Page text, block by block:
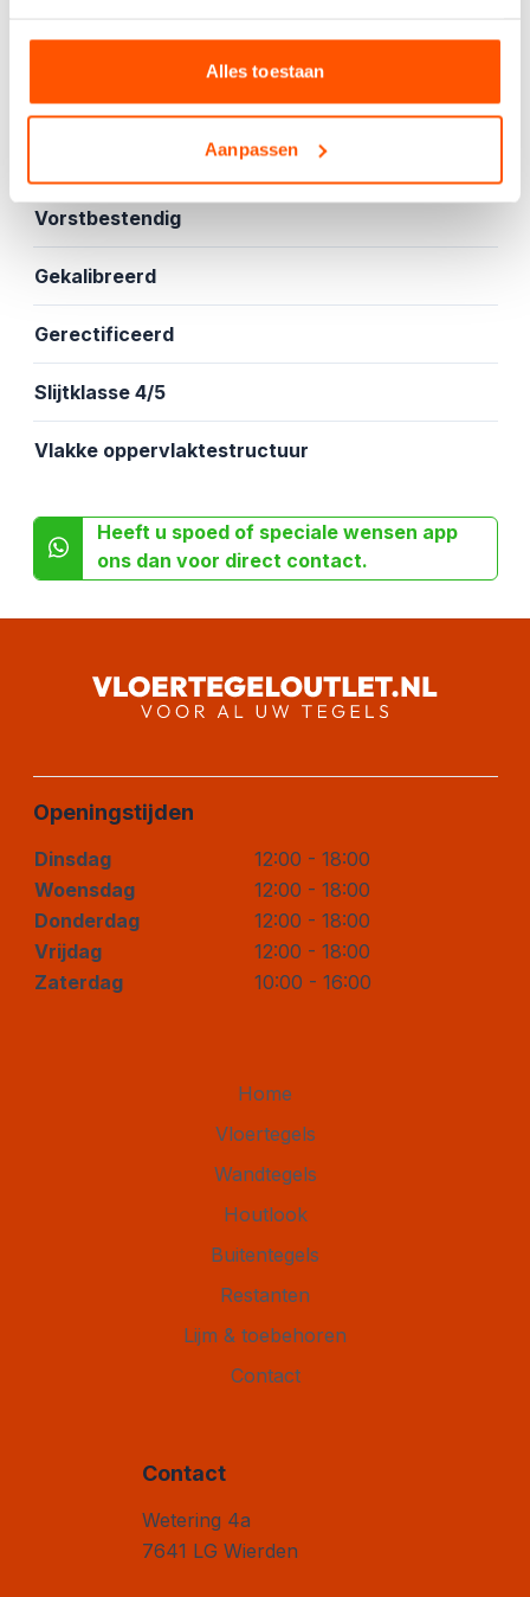
Alles toestaan
Aanpassen
Specificaties
Glans
Vloer- en wandtegel
Vorstbestendig
Gekalibreerd
Gerectificeerd
Slijtklasse 4/5
Vlakke oppervlaktestructuur
Heeft u spoed of speciale wensen app
ons dan voor direct contact.
Openingstijden
Dinsdag
12:00 - 18:00
Woensdag
12:00 - 18:00
Donderdag
12:00 - 18:00
Vrijdag
12:00 - 18:00
Zaterdag
10:00 - 16:00
Home
Vloertegels
Wandtegels
Houtlook
Buitentegels
Restanten
Lijm & toebehoren
Contact
Contact
Vloertegel Outlet
Wetering 4a
7641 LG Wierden